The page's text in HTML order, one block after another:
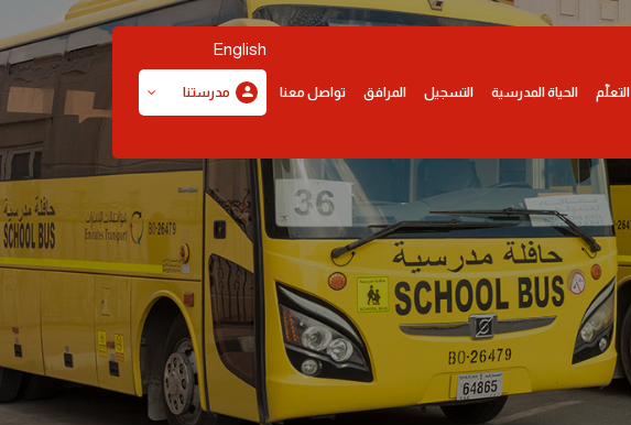
التعلّم الحياة المدرسية التسجيل المرافق تواصل معنا
English
مدرستنا